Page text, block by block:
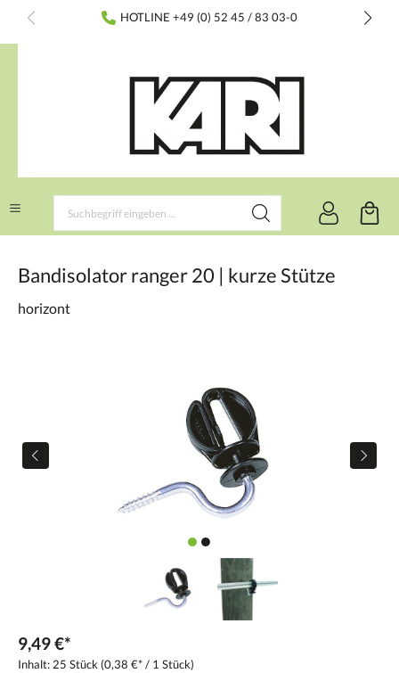
springen HOTLINE +49 (0) 52 45 / 83 03-0
Bandisolator ranger 20 | kurze Stütze
horizont
9,49 €*
Inhalt: 25 Stück (0,38 €* / 1 Stück)